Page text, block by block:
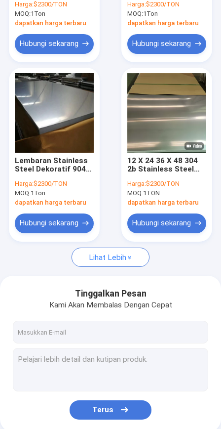
316l lembaran baja tahan karat
316 pelat baja tahan karat
Lembaran Baja Tahan Karat yang Disikat
Coil Baja Tahan Karat
Pipa Paduan Aluminium
Lembar Paduan Aluminium
Kumparan Paduan Aluminium
Perlengkapan Baja Tahan Karat
Konstruksi
Harga:$2300/TON
MOQ:1Ton
dapatkan harga terbaru
Hubungi sekarang
Canai Panas Dingin
Harga:$2300/TON
MOQ:1Ton
dapatkan harga terbaru
Hubungi sekarang
Lembaran Stainless
Steel Dekoratif 904L
Steel Dekoratif 904L
Harga:$2300/TON
MOQ:1Ton
dapatkan harga terbaru
Hubungi sekarang
12 X 24 36 X 48 304
2b Stainless Steel
Untuk Sistem Air
Harga:$2300/TON
MOQ:1TON
dapatkan harga terbaru
Hubungi sekarang
Lihat Lebih
Tinggalkan Pesan
Kami Akan Membalas Dengan Cepat
Terus